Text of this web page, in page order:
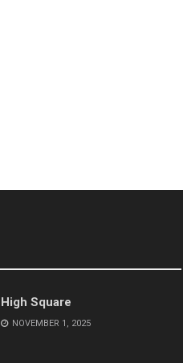
High Square
NOVEMBER 1, 2025